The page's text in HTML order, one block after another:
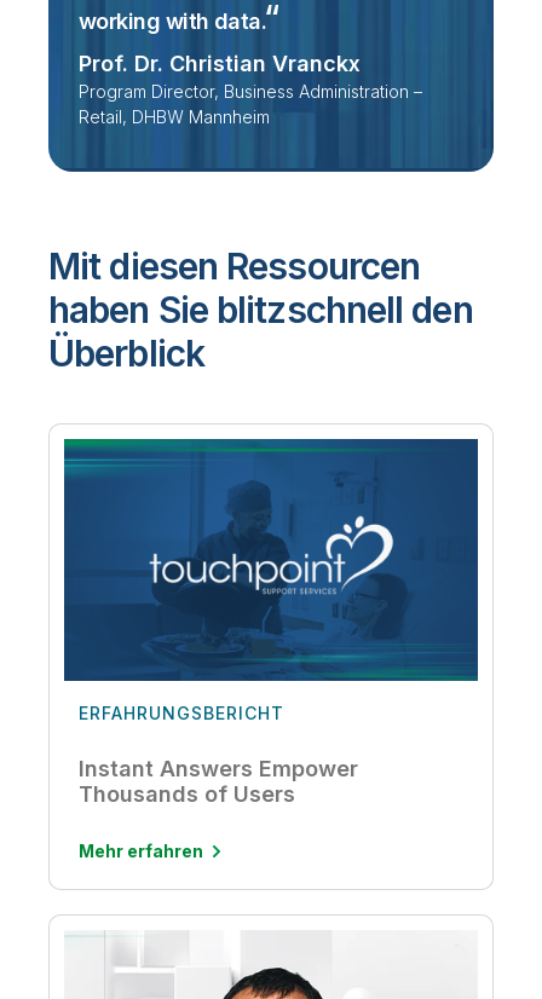
working with data.
Prof. Dr. Christian Vranckx
Program Director, Business Administration –
Retail, DHBW Mannheim
Mit diesen Ressourcen
haben Sie blitzschnell den
Überblick
ERFAHRUNGSBERICHT
Instant Answers Empower
Thousands of Users
Mehr erfahren